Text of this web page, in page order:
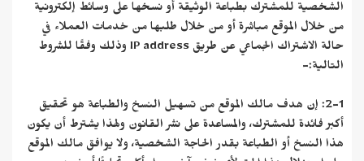
الشخصية للمشترك بطباعة الوثيقة أو نسخها على وسائط إلكترونية
من خلال الموقع مباشرة أو من خلال طلبها من خدمات العملاء في
حالة الاشتراك الجماعي عن طريق IP address وذلك وفقًا للشروط
التالية:-
2-1: إن هدف مالك الموقع من تسهيل النسخ والطباعة هو تحقيق
أكبر فائدة للمشترك، والمساعدة على نشر القانون ولهذا يشترط أن يكون
هذا النسخ أو الطباعة بقدر الحاجة الشخصية، ولا يوافق مالك الموقع